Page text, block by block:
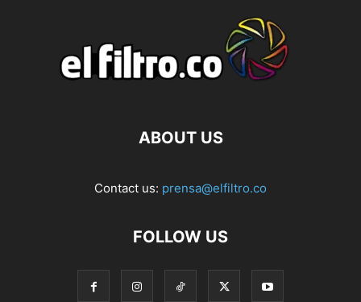
ABOUT US
Contact us: prensa@elfiltro.co
FOLLOW US